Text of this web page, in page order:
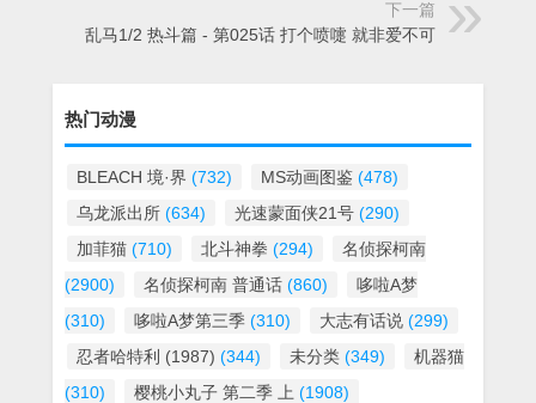
下一篇
乱马1/2 热斗篇 - 第025话 打个喷嚏 就非爱不可
热门动漫
BLEACH 境·界 (732) MS动画图鉴 (478)
乌龙派出所 (634) 光速蒙面侠21号 (290)
加菲猫 (710) 北斗神拳 (294)
名侦探柯南
(2900)
名侦探柯南 普通话 (860)
哆啦A梦
(310)
哆啦A梦第三季 (310) 大志有话说 (299)
忍者哈特利 (1987) (344) 未分类 (349)
机器猫
(310)
樱桃小丸子 第二季 上 (1908)